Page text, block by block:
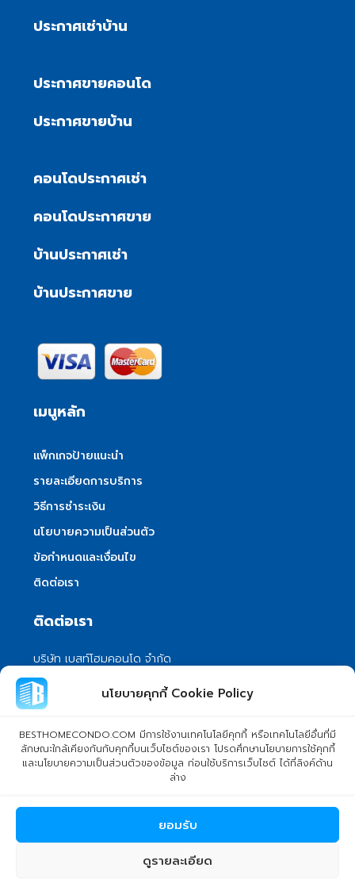
นโยบายคุกกี้ Cookie Policy
BESTHOMECONDO.COM มีการใช้งานเทคโนโลยีคุกกี้ หรือเทคโนโลยีอื่นที่มี
ลักษณะใกล้เคียงกันกับคุกกี้บนเว็บไซต์ของเรา โปรดศึกษานโยบายการใช้คุกกี้
และนโยบายความเป็นส่วนตัวของข้อมูล ก่อนใช้บริการเว็บไซต์ ได้ที่ลิงค์ด้าน
ล่าง
ยอมรับ
ดูรายละเอียด
ประกาศเช่าบ้าน
ประกาศขายคอนโด
ประกาศขายบ้าน
คอนโดประกาศเช่า
คอนโดประกาศขาย
บ้านประกาศเช่า
บ้านประกาศขาย
เมนูหลัก
แพ็กเกจป้ายแนะนำ
รายละเอียดการบริการ
วิธีการชำระเงิน
นโยบายความเป็นส่วนตัว
ข้อกำหนดและเงื่อนไข
ติดต่อเรา
ติดต่อเรา
บริษัท เบสท์โฮมคอนโด จำกัด
101/399 หมู่ 7 แขวงลําผักชี เขตหนองจอก
กรุงเทพมหานคร 10530
info@besthomecondo.com
© Copyright 2024 BESTHOMECONDO CO., LTD. - All rights